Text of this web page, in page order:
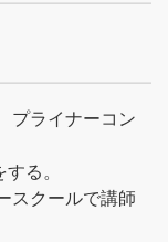
プライナーコン
る。
スクールで講師